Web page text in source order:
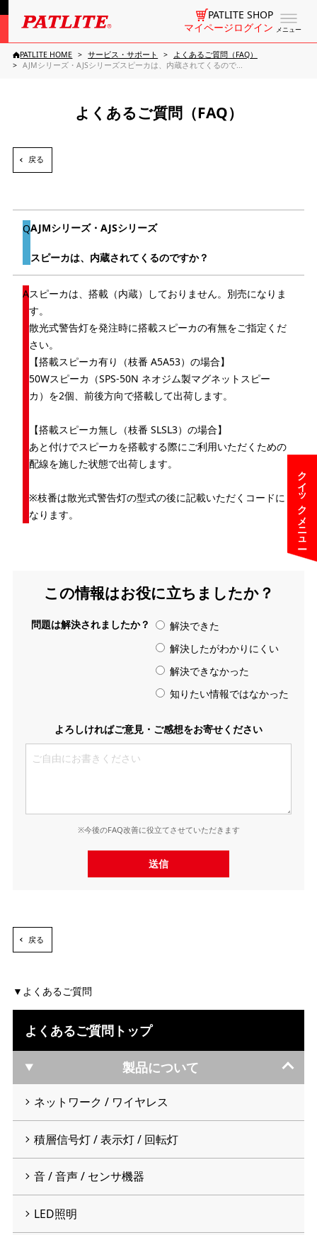
メニュー
PATLITE SHOP
マイページログイン
クイックメニュー
PATLITE HOME サービス・サポート
よくあるご質問（FAQ）
AJMシリーズ・AJSシリーズスピーカは、内蔵されてくるので...
よくあるご質問（FAQ）
戻る
AJMシリーズ・AJSシリーズ
スピーカは、内蔵されてくるのですか？
スピーカは、搭載（内蔵）しておりません。別売になりま
す。
散光式警告灯を発注時に搭載スピーカの有無をご指定くだ
さい。
【搭載スピーカ有り（枝番 A5A53）の場合】
50Wスピーカ（SPS-50N ネオジム製マグネットスピー
カ）を2個、前後方向で搭載して出荷します。
【搭載スピーカ無し（枝番 SLSL3）の場合】
あと付けでスピーカを搭載する際にご利用いただくための
配線を施した状態で出荷します。
※枝番は散光式警告灯の型式の後に記載いただくコードに
なります。
この情報はお役に立ちましたか？
問題は解決されましたか？
解決できた
解決したがわかりにくい
解決できなかった
知りたい情報ではなかった
よろしければご意見・ご感想をお寄せください
※今後のFAQ改善に役立てさせていただきます
送信
戻る
よくあるご質問
よくあるご質問トップ
製品について
ネットワーク / ワイヤレス
積層信号灯 / 表示灯 / 回転灯
音 / 音声 / センサ機器
LED照明